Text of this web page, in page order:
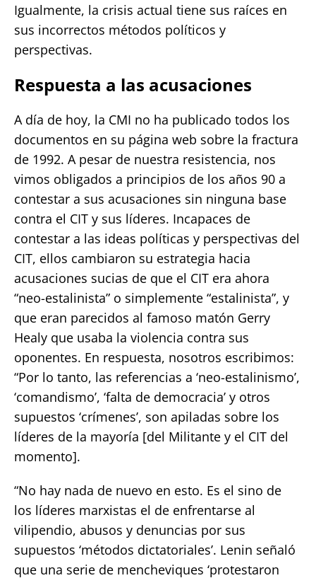
Igualmente, la crisis actual tiene sus raíces en
sus incorrectos métodos políticos y
perspectivas.
Respuesta a las acusaciones
A día de hoy, la CMI no ha publicado todos los
documentos en su página web sobre la fractura
de 1992. A pesar de nuestra resistencia, nos
vimos obligados a principios de los años 90 a
contestar a sus acusaciones sin ninguna base
contra el CIT y sus líderes. Incapaces de
contestar a las ideas políticas y perspectivas del
CIT, ellos cambiaron su estrategia hacia
acusaciones sucias de que el CIT era ahora
“neo-estalinista” o simplemente “estalinista”, y
que eran parecidos al famoso matón Gerry
Healy que usaba la violencia contra sus
oponentes. En respuesta, nosotros escribimos:
“Por lo tanto, las referencias a ‘neo-estalinismo’,
‘comandismo’, ‘falta de democracia’ y otros
supuestos ‘crímenes’, son apiladas sobre los
líderes de la mayoría [del Militante y el CIT del
momento].
“No hay nada de nuevo en esto. Es el sino de
los líderes marxistas el de enfrentarse al
vilipendio, abusos y denuncias por sus
supuestos ‘métodos dictatoriales’. Lenin señaló
que una serie de mencheviques ‘protestaron